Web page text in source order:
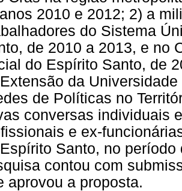
2010 e 2012; 2) a
do Sistema
de 2010 a 2013, e no
do Espírito Santo, de
da
de Políticas no
conversas individuais
e ex-
Santo, no
contou com
aprovou a proposta.